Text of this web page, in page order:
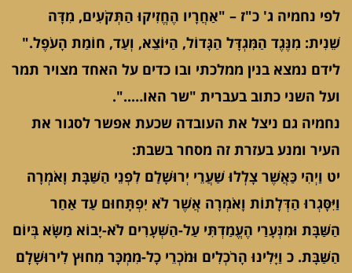
לפי נחמיה ג' כ"ז – "אַחֲרָיו הֶחֱזִיקוּ הַתְּקֹעִים, מִדָּה
שֵׁנִית: מִנֶּגֶד הַמִּגְדָּל הַגָּדוֹל, הַיּוֹצֵא, וְעַד, חוֹמַת הָעֹפֶל."
לידם נמצא בנין ממלכתי ובו כדים על האחד מצויר תמר
ועל השני כתוב בעברית "שר האו…..".
נחמיה גם ניצל את העובדה שכעת אפשר לסגור את
העיר ומנע בעזרת זה מסחר בשבת:
יט וַיְהִי כַּאֲשֶׁר צָלְלוּ שַׁעֲרֵי יְרוּשָׁלִַם לִפְנֵי הַשַּׁבָּת וָאֹמְרָה
וַיִּסָּגְרוּ הַדְּלָתוֹת וָאֹמְרָה אֲשֶׁר לֹא יִפְתָּחוּם עַד אַחַר
הַשַּׁבָּת וּמִנְּעָרַי הֶעֱמַדְתִּי עַל-הַשְּׁעָרִים לֹא-יָבוֹא מַשָּׂא בְּיוֹם
הַשַּׁבָּת. כ וַיָּלִינוּ הָרֹכְלִים וּמֹכְרֵי כָל-מִמְכָּר מִחוּץ לִירוּשָׁלִָם